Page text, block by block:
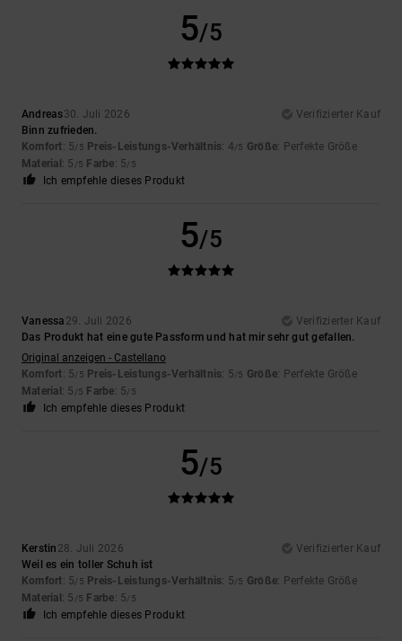
5/5
Andreas30. Juli 2026
Verifizierter Kauf
Binn zufrieden.
Komfort: 5/5 Preis-Leistungs-Verhältnis: 4/5 Größe: Perfekte Größe
Material: 5 /5 Farbe: 5/5
Ich empfehle dieses Produkt
5/5
Vanessa 29. Juli 2026
Verifizierter Kauf
Das Produkt hat eine gute Passform und hat mir sehr gut gefallen.
Original anzeigen - Castellano
Komfort: 5/5 Preis-Leistungs-Verhältnis: 5/5 Größe: Perfekte Größe
Material: 5 /5 Farbe: 5/5
Ich empfehle dieses Produkt
5/5
Kerstin 28. Juli 2026
Verifizierter Kauf
Weil es ein toller Schuh ist
Komfort: 5/5 Preis-Leistungs-Verhältnis: 5/5 Größe: Perfekte Größe
Material: 5 /5 Farbe: 5/5
Ich empfehle dieses Produkt